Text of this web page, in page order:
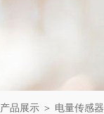
产品展示 ＞ 电量传感器